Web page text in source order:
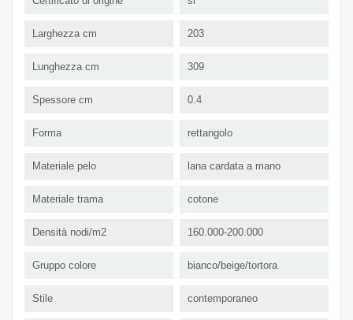
Larghezza cm 203
Lunghezza cm 309
Spessore cm 0.4
Forma rettangolo
Materiale pelo lana cardata a mano
Materiale trama cotone
Densità nodi/m2 160.000-200.000
Gruppo colore bianco/beige/tortora
Stile contemporaneo